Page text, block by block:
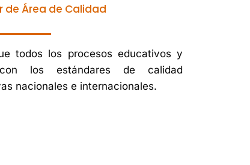
de Área de Calidad
todos los procesos educativos y
con los estándares de calidad
nacionales e internacionales.